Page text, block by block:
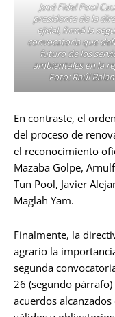
José Fidel Pool
presidente de la
ejidal, firmó la
convocatoria que
futuro de los
ambientales en la
Foto: Raúl
En contraste, el
del proceso de
el reconocimiento
Mazaba Golpe,
Tun Pool, Javier
Maglah Yam.
Finalmente, la
agrario la
segunda
26 (segundo
acuerdos